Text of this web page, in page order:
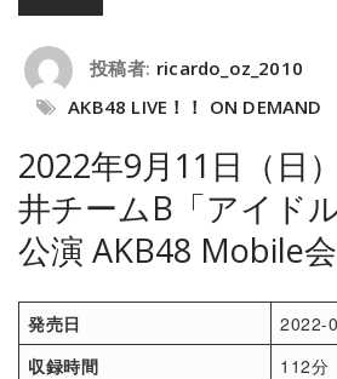
投稿者: ricardo_oz_2010
AKB48 LIVE！！ ON DEMAND
2022年9月11日（日
井チームB「アイド
公演 AKB48 Mobile
発売日
2022-
収録時間
112分